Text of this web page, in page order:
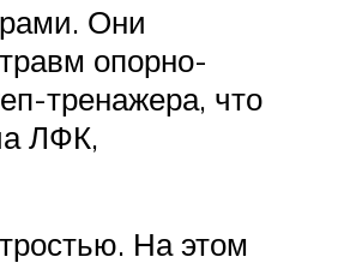
Они
опорно-
тренажера, что
ЛФК,
На этом